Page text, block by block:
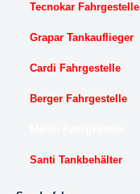
Tecnokar Fahrgestelle
Grapar Tankauflieger
Cardi Fahrgestelle
Berger Fahrgestelle
Santi Tankbehälter